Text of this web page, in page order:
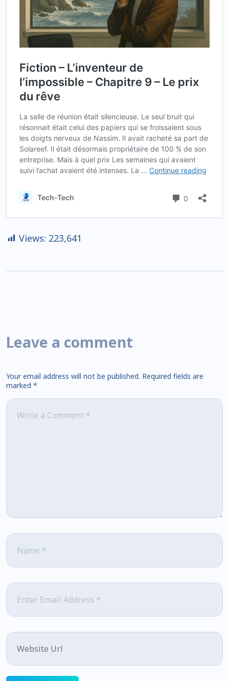
Views: 223,641
Leave a comment
Your email address will not be published. Required fields are
marked *
Comment*
Name*
Email*
Website